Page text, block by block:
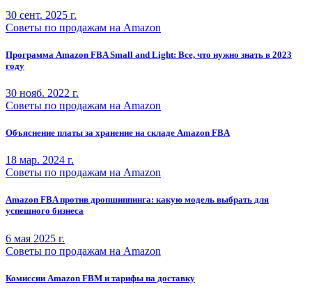
30 сент. 2025 г.
Советы по продажам на Amazon
Программа Amazon FBA Small and Light: Все, что нужно знать в 2023
году
30 нояб. 2022 г.
Советы по продажам на Amazon
Объяснение платы за хранение на складе Amazon FBA
18 мар. 2024 г.
Советы по продажам на Amazon
Amazon FBA против дропшиппинга: какую модель выбрать для
успешного бизнеса
6 мая 2025 г.
Советы по продажам на Amazon
Комиссии Amazon FBM и тарифы на доставку